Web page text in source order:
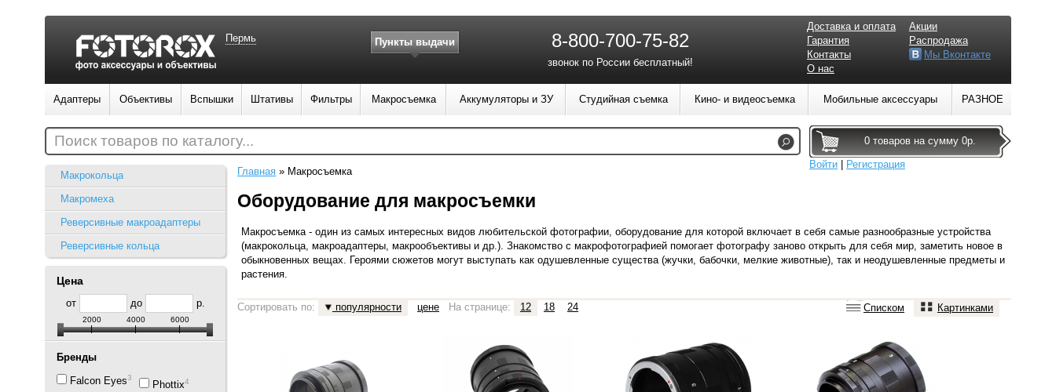
Макрокольца
Макромеха
Реверсивные макроадаптеры
Реверсивные кольца
Цена
от до р.
2000 4000 6000
Бренды
Falcon Eyes3
Phottix4
Главная » Макросъемка
Оборудование для макросъемки
Макросъемка - один из самых интересных видов любительской фотографии, оборудование для которой включает в себя самые разнообразные устройства
(макрокольца, макроадаптеры, макрообъективы и др.). Знакомство с макрофотографией помогает фотографу заново открыть для себя мир, заметить новое в
обыкновенных вещах. Героями сюжетов могут выступать как одушевленные существа (жучки, бабочки, мелкие животные), так и неодушевленные предметы и
растения.
Сортировать по: популярности цене На странице: 12 18 24 Списком Картинками
Пермь Пункты выдачи 8-800-700-75-82
звонок по России бесплатный!
Доставка и оплата
Гарантия
Контакты
О нас
Акции
Распродажа
Мы Вконтакте
Адаптеры Объективы Вспышки Штативы Фильтры Макросъемка Аккумуляторы и ЗУ Студийная съемка Кино- и видеосъемка Мобильные аксессуары РАЗНОЕ
0 товаров на сумму 0р.
Войти
Регистрация
Поиск товаров по каталогу...